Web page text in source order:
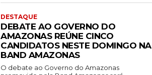
DESTAQUE
DEBATE AO GOVERNO DO
AMAZONAS REÚNE CINCO
CANDIDATOS NESTE DOMINGO NA
BAND AMAZONAS
O debate ao Governo do Amazonas